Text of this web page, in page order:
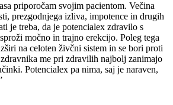
priporočam svojim pacientom. Večina
prezgodnjega izliva, impotence in drugih
je treba, da je potencialex zdravilo s
močno in trajno erekcijo. Poleg tega
na celoten živčni sistem in se bori proti
me pri zdravilih najbolj zanimajo
Potencialex pa nima, saj je naraven,